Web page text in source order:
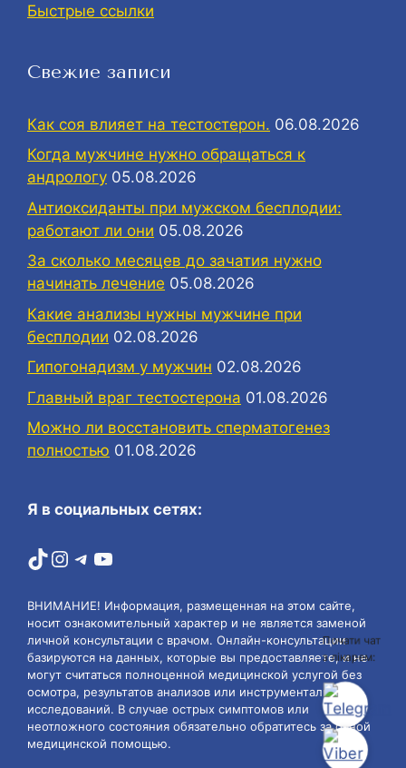
Быстрые ссылки
Свежие записи
Как соя влияет на тестостерон. 06.08.2026
Когда мужчине нужно обращаться к
андрологу 05.08.2026
Антиоксиданты при мужском бесплодии:
работают ли они 05.08.2026
За сколько месяцев до зачатия нужно
начинать лечение 05.08.2026
Какие анализы нужны мужчине при
бесплодии 02.08.2026
Гипогонадизм у мужчин 02.08.2026
Главный враг тестостерона 01.08.2026
Можно ли восстановить сперматогенез
полностью 01.08.2026
Я в социальных сетях:
TikTok
Instagram
Telegram
YouTube
ВНИМАНИЕ! Информация, размещенная на этом сайте,
носит ознакомительный характер и не является заменой
личной консультации с врачом. Онлайн-консультации
базируются на данных, которые вы предоставляете, и не
могут считаться полноценной медицинской услугой без
осмотра, результатов анализов или инструментальных
исследований. В случае острых симптомов или
неотложного состояния обязательно обратитесь за очной
медицинской помощью.
Почати чат
з лікарем: